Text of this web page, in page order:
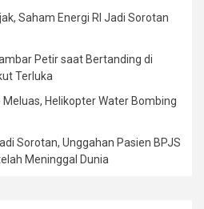
Saham Energi RI Jadi Sorotan
Petir saat Bertanding di
Terluka
Helikopter Water Bombing
Sorotan, Unggahan Pasien BPJS
Meninggal Dunia